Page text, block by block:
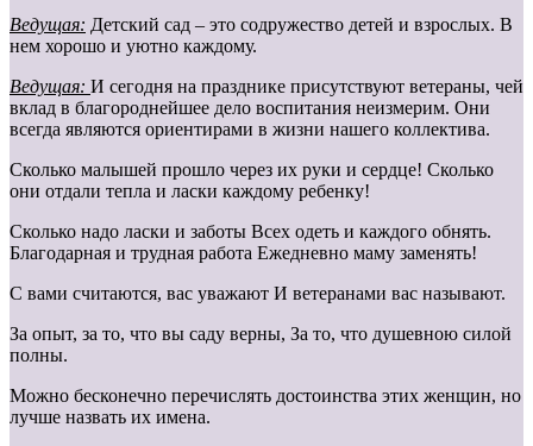
Ведущая: Детский сад – это содружество детей и взрослых. В
нем хорошо и уютно каждому.
Ведущая: И сегодня на празднике присутствуют ветераны, чей
вклад в благороднейшее дело воспитания неизмерим. Они
всегда являются ориентирами в жизни нашего коллектива.
Сколько малышей прошло через их руки и сердце! Сколько
они отдали тепла и ласки каждому ребенку!
Сколько надо ласки и заботы Всех одеть и каждого обнять.
Благодарная и трудная работа Ежедневно маму заменять!
С вами считаются, вас уважают И ветеранами вас называют.
За опыт, за то, что вы саду верны, За то, что душевною силой
полны.
Можно бесконечно перечислять достоинства этих женщин, но
лучше назвать их имена.